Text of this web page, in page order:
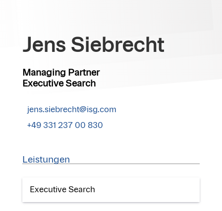
Jens Siebrecht
Managing Partner
Executive Search
jens.siebrecht@isg.com
+49 331 237 00 830
Leistungen
Executive Search